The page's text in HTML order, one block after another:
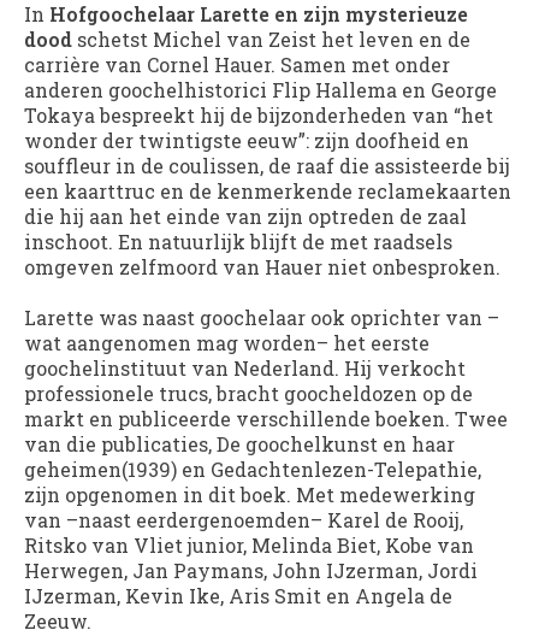
In Hofgoochelaar Larette en zijn mysterieuze
dood schetst Michel van Zeist het leven en de
carrière van Cornel Hauer. Samen met onder
anderen goochelhistorici Flip Hallema en George
Tokaya bespreekt hij de bijzonderheden van “het
wonder der twintigste eeuw”: zijn doofheid en
souffleur in de coulissen, de raaf die assisteerde bij
een kaarttruc en de kenmerkende reclamekaarten
die hij aan het einde van zijn optreden de zaal
inschoot. En natuurlijk blijft de met raadsels
omgeven zelfmoord van Hauer niet onbesproken.
Larette was naast goochelaar ook oprichter van –
wat aangenomen mag worden– het eerste
goochelinstituut van Nederland. Hij verkocht
professionele trucs, bracht goocheldozen op de
markt en publiceerde verschillende boeken. Twee
van die publicaties, De goochelkunst en haar
geheimen(1939) en Gedachtenlezen-Telepathie,
zijn opgenomen in dit boek. Met medewerking
van –naast eerdergenoemden– Karel de Rooij,
Ritsko van Vliet junior, Melinda Biet, Kobe van
Herwegen, Jan Paymans, John IJzerman, Jordi
IJzerman, Kevin Ike, Aris Smit en Angela de
Zeeuw.